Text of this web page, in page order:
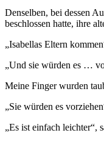
Denselben, bei dessen
beschlossen hatte, ihre
„Isabellas Eltern
„Und sie würden es …
Meine Finger wurden
„Sie würden es
„Es ist einfach leichter“,